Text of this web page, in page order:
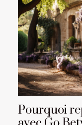
Pourquoi